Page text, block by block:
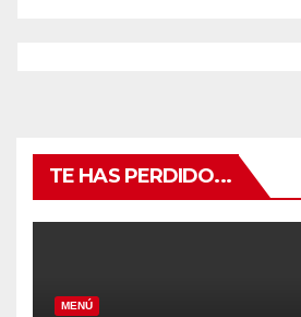
TE HAS PERDIDO...
MENÚ